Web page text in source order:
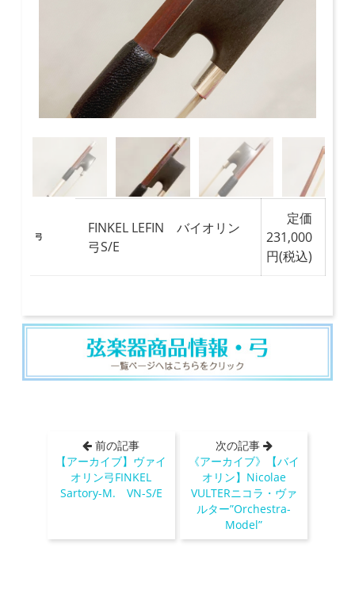
弓
FINKEL LEFIN バイオリン
弓S/E
定価
231,000
円(税込)
前の記事
【アーカイブ】ヴァイ
オリン弓FINKEL
Sartory-M. VN-S/E
次の記事
《アーカイブ》【バイ
オリン】Nicolae
VULTERニコラ・ヴァ
ルター”Orchestra-
Model”